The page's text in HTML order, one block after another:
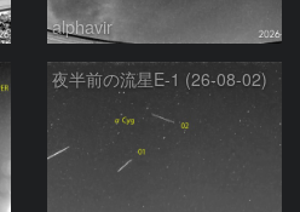
alphavir
夜半前の流星E-1 (26-08-02)